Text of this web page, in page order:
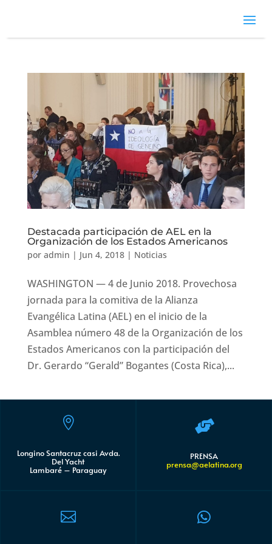
Destacada participación de AEL en la
Organización de los Estados Americanos
por admin | Jun 4, 2018| Noticias
WASHINGTON — 4 de Junio 2018. Provechosa
jornada para la comitiva de la Alianza
Evangélica Latina (AEL) en el inicio de la
Asamblea número 48 de la Organización de los
Estados Americanos con la participación del
Dr. Gerardo “Gerald” Bogantes (Costa Rica),...

Longino Santacruz casi Avda.
Del Yacht
Lambaré – Paraguay


PRENSA
prensa@aelatina.org
